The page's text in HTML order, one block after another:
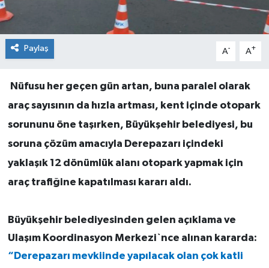
Paylaş A- A+
Nüfusu her geçen gün artan, buna paralel olarak
araç sayısının da hızla artması, kent içinde otopark
sorununu öne taşırken, Büyükşehir belediyesi, bu
soruna çözüm amacıyla Derepazarı içindeki
yaklaşık 12 dönümlük alanı otopark yapmak için
araç trafiğine kapatılması kararı aldı.
Büyükşehir belediyesinden gelen açıklama ve
Ulaşım Koordinasyon Merkezi`nce alınan kararda:
“Derepazarı mevkiinde yapılacak olan çok katli